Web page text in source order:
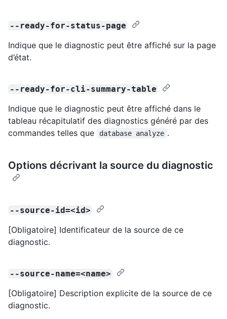
--ready-for-status-page
Indique que le diagnostic peut être affiché sur la page
d’état.
--ready-for-cli-summary-table
Indique que le diagnostic peut être affiché dans le
tableau récapitulatif des diagnostics généré par des
commandes telles que
database analyze .
Options décrivant la source du diagnostic
--source-id=<id>
[Obligatoire] Identificateur de la source de ce
diagnostic.
--source-name=<name>
[Obligatoire] Description explicite de la source de ce
diagnostic.